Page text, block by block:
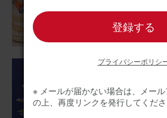
登録する
プライバシーポリシ
※ メールが届かない場合は、メー
の上、再度リンクを発行してくださ